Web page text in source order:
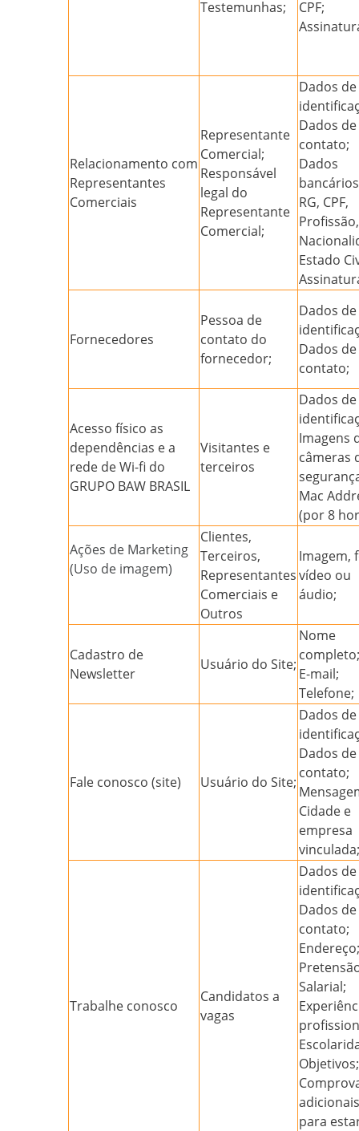
Testemunhas;
CPF;
Relacionamento com
Representantes
Comerciais
Representante
Comercial;
Responsável
legal do
Representante
Comercial;
Dados de
Dados de
contato;
Dados
RG, CPF,
Profissão,
Estado
Fornecedores
Pessoa de
contato do
fornecedor;
Dados de
Dados de
contato;
Acesso físico as
dependências e a
rede de Wi-fi do
GRUPO BAW BRASIL
Visitantes e
terceiros
Dados de
Imagens
câmeras
Mac
(por 8
Ações de Marketing
(Uso de imagem)
Clientes,
Terceiros,
Representantes
Comerciais e
Outros
Imagem,
vídeo ou
áudio;
Cadastro de
Newsletter
Usuário do Site;
Nome
completo;
E-mail;
Telefone;
Fale conosco (site) Usuário do Site;
Dados de
Dados de
contato;
Cidade e
empresa
vinculada;
Trabalhe conosco
Candidatos a
vagas
Dados de
Dados de
contato;
Endereço;
Salarial;
Objetivos;
adicionais
para